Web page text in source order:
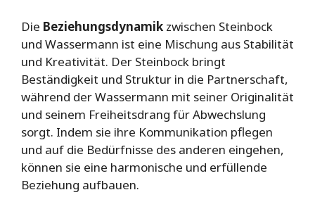
Die Beziehungsdynamik zwischen Steinbock
und Wassermann ist eine Mischung aus Stabilität
und Kreativität. Der Steinbock bringt
Beständigkeit und Struktur in die Partnerschaft,
während der Wassermann mit seiner Originalität
und seinem Freiheitsdrang für Abwechslung
sorgt. Indem sie ihre Kommunikation pflegen
und auf die Bedürfnisse des anderen eingehen,
können sie eine harmonische und erfüllende
Beziehung aufbauen.